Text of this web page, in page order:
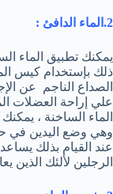
2.الماء الدافئ :
يمكنك تطبيق الماء
ذلك بإستخدام كيس
الصداع الناجم عن
علي إراحة العضلات
الماء الساخنة ،
عند القيام بذلك
الرجلين لألئك الذين